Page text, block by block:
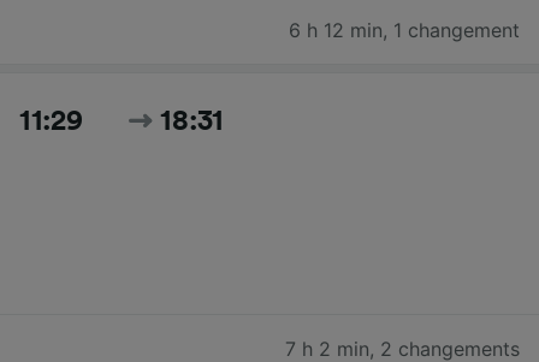
6 h 12 min, 1 changement
11:29 18:31
7 h 2 min, 2 changements